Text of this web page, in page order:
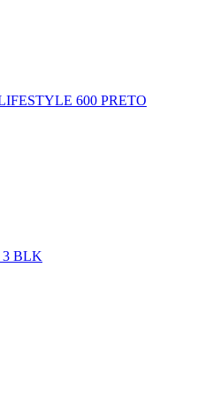
600 PRETO
3 BLK